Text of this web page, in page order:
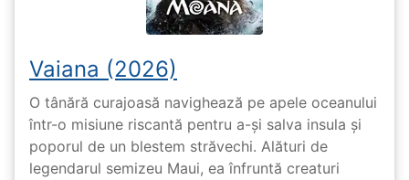
Vaiana (2026)
O tânără curajoasă navighează pe apele oceanului
într-o misiune riscantă pentru a-și salva insula și
poporul de un blestem străvechi. Alături de
legendarul semizeu Maui, ea înfruntă creaturi